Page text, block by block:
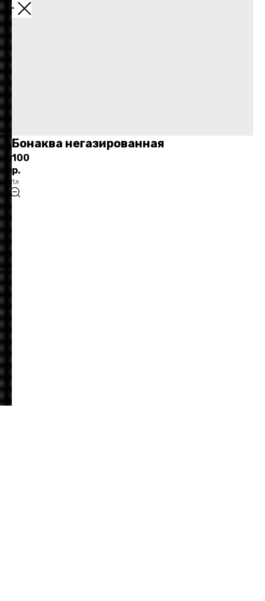
НАЗАД
Бонаква негазированная
100
р.
1л